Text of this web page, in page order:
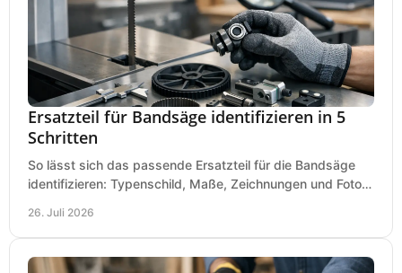
Ersatzteil für Bandsäge identifizieren in 5
Schritten
So lässt sich das passende Ersatzteil für die Bandsäge
identifizieren: Typenschild, Maße, Zeichnungen und Fotos
26. Juli 2026